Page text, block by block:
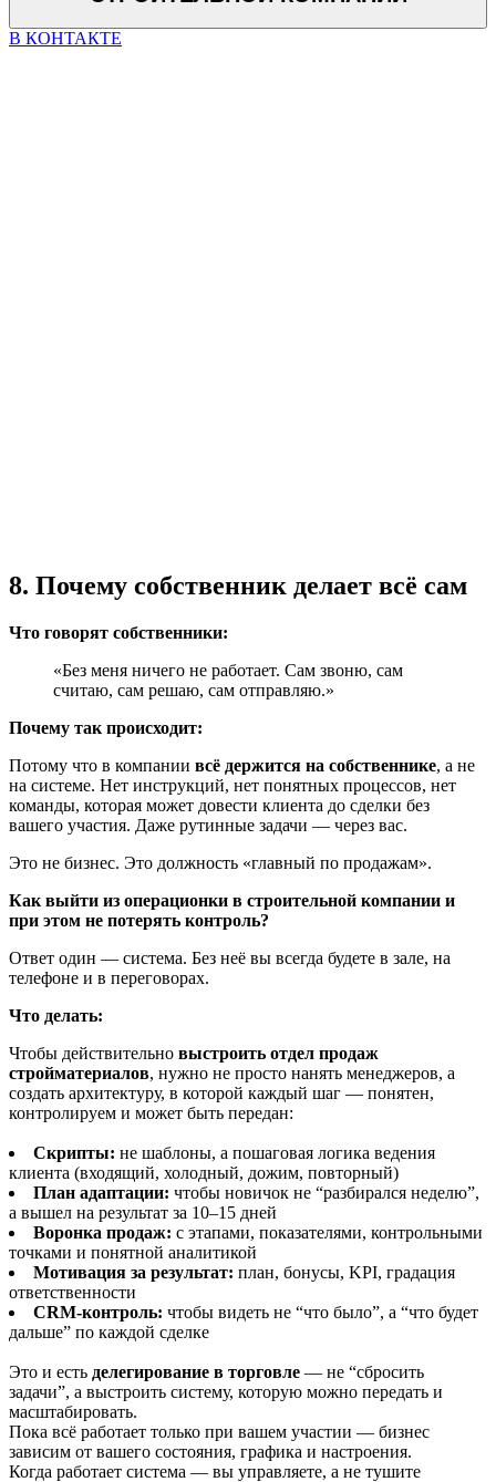
В КОНТАКТЕ
8. Почему собственник делает всё сам
Что говорят собственники:
«Без меня ничего не работает. Сам звоню, сам
считаю, сам решаю, сам отправляю.»
Почему так происходит:
Потому что в компании всё держится на собственнике, а не
на системе. Нет инструкций, нет понятных процессов, нет
команды, которая может довести клиента до сделки без
вашего участия. Даже рутинные задачи — через вас.
Это не бизнес. Это должность «главный по продажам».
Как выйти из операционки в строительной компании и
при этом не потерять контроль?
Ответ один — система. Без неё вы всегда будете в зале, на
телефоне и в переговорах.
Что делать:
Чтобы действительно выстроить отдел продаж
стройматериалов, нужно не просто нанять менеджеров, а
создать архитектуру, в которой каждый шаг — понятен,
контролируем и может быть передан:
Скрипты: не шаблоны, а пошаговая логика ведения
клиента (входящий, холодный, дожим, повторный)
План адаптации: чтобы новичок не “разбирался неделю”,
а вышел на результат за 10–15 дней
Воронка продаж: с этапами, показателями, контрольными
точками и понятной аналитикой
Мотивация за результат: план, бонусы, KPI, градация
ответственности
CRM-контроль: чтобы видеть не “что было”, а “что будет
дальше” по каждой сделке
Это и есть делегирование в торговле — не “сбросить
задачи”, а выстроить систему, которую можно передать и
масштабировать.
Пока всё работает только при вашем участии — бизнес
зависим от вашего состояния, графика и настроения.
Когда работает система — вы управляете, а не тушите